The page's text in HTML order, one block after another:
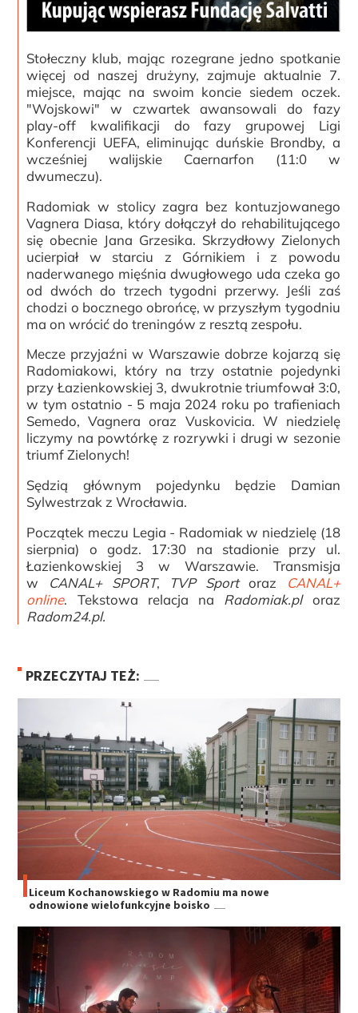
Stołeczny klub, mając rozegrane jedno spotkanie
więcej od naszej drużyny, zajmuje aktualnie 7.
miejsce, mając na swoim koncie siedem oczek.
"Wojskowi" w czwartek awansowali do fazy
play-off kwalifikacji do fazy grupowej Ligi
Konferencji UEFA, eliminując duńskie Brondby, a
wcześniej walijskie Caernarfon (11:0 w
dwumeczu).
Radomiak w stolicy zagra bez kontuzjowanego
Vagnera Diasa, który dołączył do rehabilitującego
się obecnie Jana Grzesika. Skrzydłowy Zielonych
ucierpiał w starciu z Górnikiem i z powodu
naderwanego mięśnia dwugłowego uda czeka go
od dwóch do trzech tygodni przerwy. Jeśli zaś
chodzi o bocznego obrońcę, w przyszłym tygodniu
ma on wrócić do treningów z resztą zespołu.
Mecze przyjaźni w Warszawie dobrze kojarzą się
Radomiakowi, który na trzy ostatnie pojedynki
przy Łazienkowskiej 3, dwukrotnie triumfował 3:0,
w tym ostatnio - 5 maja 2024 roku po trafieniach
Semedo, Vagnera oraz Vuskovicia. W niedzielę
liczymy na powtórkę z rozrywki i drugi w sezonie
triumf Zielonych!
Sędzią głównym pojedynku będzie Damian
Sylwestrzak z Wrocławia.
Początek meczu Legia - Radomiak w niedzielę (18
sierpnia) o godz. 17:30 na stadionie przy ul.
Łazienkowskiej 3 w Warszawie. Transmisja
w
CANAL+ SPORT, TVP Sportoraz
CANAL+
online. Tekstowa relacja na Radomiak.pl oraz
Radom24.pl.
PRZECZYTAJ TEŻ:
Liceum Kochanowskiego w Radomiu ma nowe
odnowione wielofunkcyjne boisko